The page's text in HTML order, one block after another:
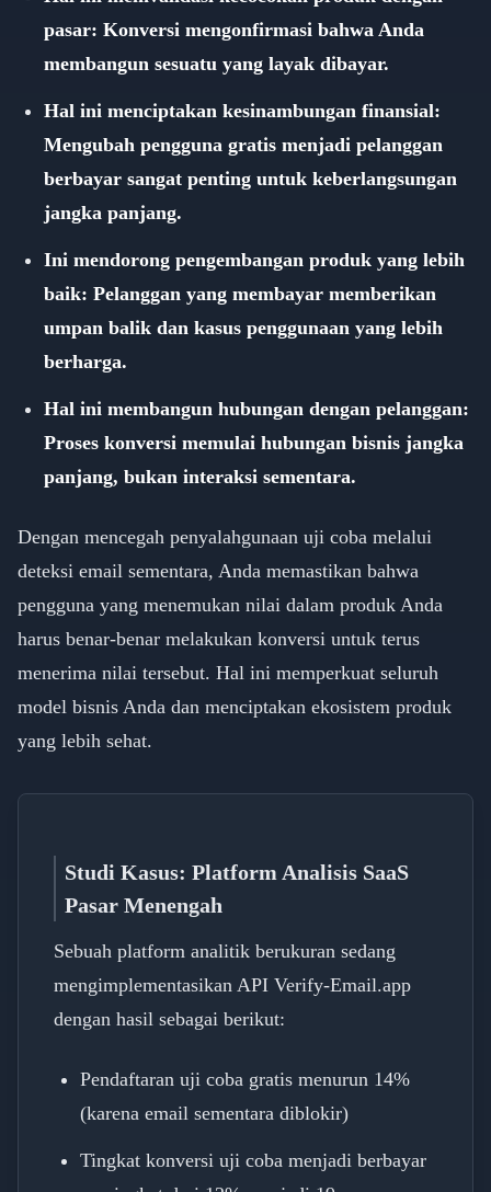
pasar: Konversi mengonfirmasi bahwa Anda
membangun sesuatu yang layak dibayar.
Hal ini menciptakan kesinambungan finansial:
Mengubah pengguna gratis menjadi pelanggan
berbayar sangat penting untuk keberlangsungan
jangka panjang.
Ini mendorong pengembangan produk yang lebih
baik: Pelanggan yang membayar memberikan
umpan balik dan kasus penggunaan yang lebih
berharga.
Hal ini membangun hubungan dengan pelanggan:
Proses konversi memulai hubungan bisnis jangka
panjang, bukan interaksi sementara.
Dengan mencegah penyalahgunaan uji coba melalui
deteksi email sementara, Anda memastikan bahwa
pengguna yang menemukan nilai dalam produk Anda
harus benar-benar melakukan konversi untuk terus
menerima nilai tersebut. Hal ini memperkuat seluruh
model bisnis Anda dan menciptakan ekosistem produk
yang lebih sehat.
Studi Kasus: Platform Analisis SaaS
Pasar Menengah
Sebuah platform analitik berukuran sedang
mengimplementasikan API Verify-Email.app
dengan hasil sebagai berikut:
Pendaftaran uji coba gratis menurun 14%
(karena email sementara diblokir)
Tingkat konversi uji coba menjadi berbayar